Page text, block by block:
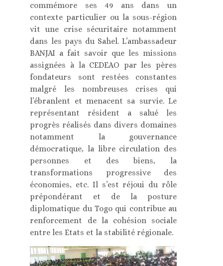
commémore ses 49 ans dans un
contexte particulier ou la sous-région
vit une crise sécuritaire notamment
dans les pays du Sahel. L’ambassadeur
BANJAI a fait savoir que les missions
assignées à la CEDEAO par les pères
fondateurs sont restées constantes
malgré les nombreuses crises qui
l’ébranlent et menacent sa survie. Le
représentant résident a salué les
progrès réalisés dans divers domaines
notamment la gouvernance
démocratique, la libre circulation des
personnes et des biens, la
transformations progressive des
économies, etc. Il s’est réjoui du rôle
prépondérant et de la posture
diplomatique du Togo qui contribue au
renforcement de la cohésion sociale
entre les Etats et la stabilité régionale.